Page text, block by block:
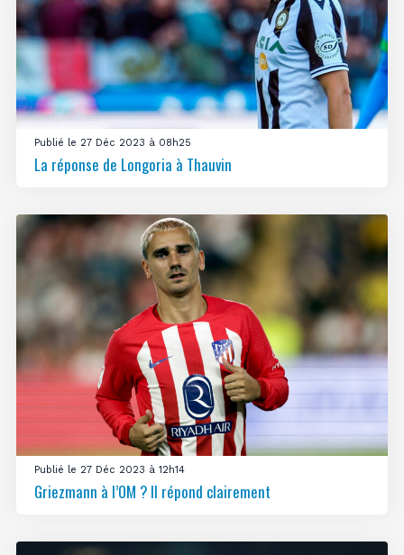
Publié le 27 Déc 2023 à 08h25
La réponse de Longoria à Thauvin
Publié le 27 Déc 2023 à 12h14
Griezmann à l’OM ? Il répond clairement